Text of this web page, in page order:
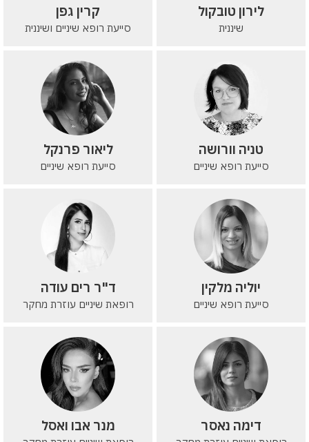
לירון טובקול
שיננית
קרין גפן
סייעת רופא שיניים ושיננית
טניה וורושה
סייעת רופא שיניים
ליאור פרנקל
סייעת רופא שיניים
יוליה מלקין
סייעת רופא שיניים
ד"ר רים עודה
רופאת שיניים עוזרת מחקר
דימה נאסר מנר אבו ואסל